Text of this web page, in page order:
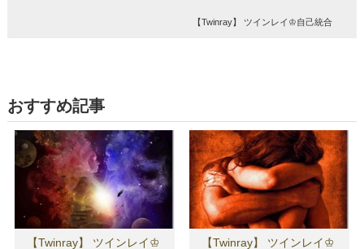
【Twinray】 ツインレイ♔自己統合
おすすめ記事
【Twinray】 ツインレイ♔
【Twinray】 ツインレイ♔